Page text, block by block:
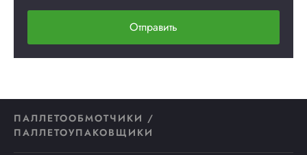
Отправить
ПАЛЛЕТООБМОТЧИКИ /
ПАЛЛЕТОУПАКОВЩИКИ